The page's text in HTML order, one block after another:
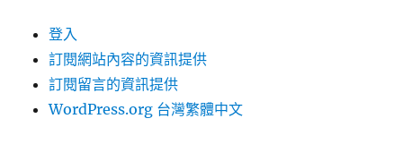
登入
訂閱網站內容的資訊提供
訂閱留言的資訊提供
WordPress.org 台灣繁體中文